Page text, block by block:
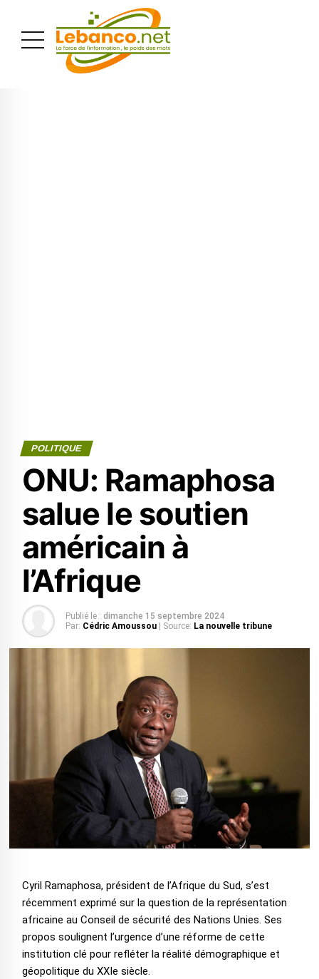
POLITIQUE
ONU: Ramaphosa
salue le soutien
américain à
l’Afrique
Publié le : dimanche 15 septembre 2024
Par: Cédric Amoussou | Source: La nouvelle tribune
Cyril Ramaphosa, président de l’Afrique du Sud, s’est
récemment exprimé sur la question de la représentation
africaine au Conseil de sécurité des Nations Unies. Ses
propos soulignent l’urgence d’une réforme de cette
institution clé pour refléter la réalité démographique et
géopolitique du XXIe siècle.